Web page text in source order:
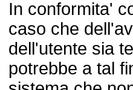
In conformita'
caso che
dell'utente sia
potrebbe a tal